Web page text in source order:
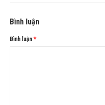
Bình luận
Bình luận *